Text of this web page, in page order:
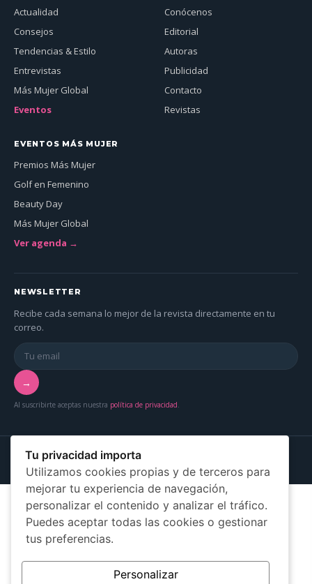
Actualidad
Consejos
Tendencias & Estilo
Entrevistas
Más Mujer Global
Eventos
Conócenos
Editorial
Autoras
Publicidad
Contacto
Revistas
EVENTOS MÁS MUJER
Premios Más Mujer
Golf en Femenino
Beauty Day
Más Mujer Global
Ver agenda →
NEWSLETTER
Recibe cada semana lo mejor de la revista directamente en tu
correo.
→
Al suscribirte aceptas nuestra política de privacidad.
© 2026 Más Mujer Online — Asociación Más Mujer Canarias
Aviso legal
Privacidad Cookies
Tu privacidad importa
Utilizamos cookies propias y de terceros para
mejorar tu experiencia de navegación,
personalizar el contenido y analizar el tráfico.
Puedes aceptar todas las cookies o gestionar
tus preferencias.
Personalizar